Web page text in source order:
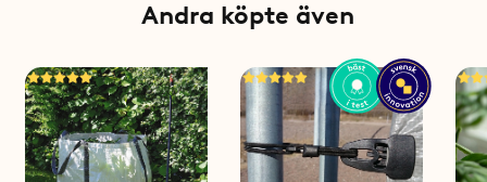
Andra köpte även